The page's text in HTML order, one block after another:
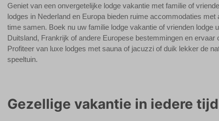
Geniet van een onvergetelijke lodge vakantie met familie of
lodges in Nederland en Europa bieden ruime accommodaties
time samen. Boek nu uw familie lodge vakantie of vrienden lodge
Duitsland, Frankrijk of andere Europese bestemmingen en ervaar
Profiteer van luxe lodges met sauna of jacuzzi of duik lekker de
speeltuin.
Gezellige vakantie in iedere